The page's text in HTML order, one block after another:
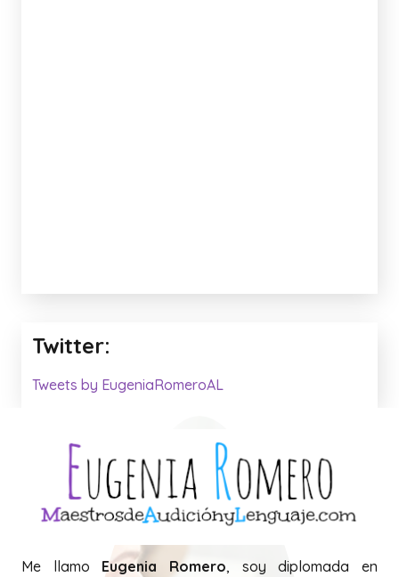
Twitter:
Tweets by EugeniaRomeroAL
Me llamo Eugenia Romero, soy diplomada en